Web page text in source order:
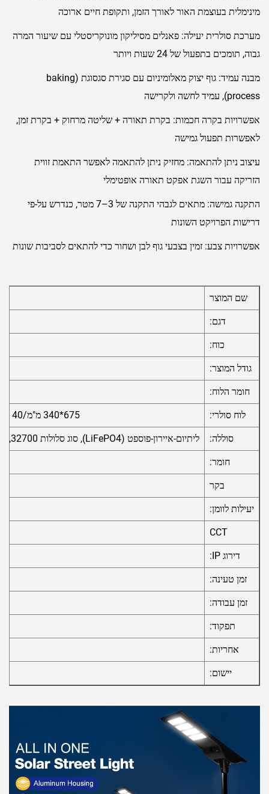
מינימלית בעוצמת האור לאורך הזמן, ותקופת חיים ארוכה
מערכת סולרית יעילה: פאנלים מסיליקון מונוקריסטלי עם שיעור המרה
גבוה, תומכים בתפעול של 24 שעות ויותר
מבנה עמיד: גוף יצוק מאלומיניום עם סגירת סגסוגת (baking
process), עמיד לחשה ולקרישה
אפשרויות בקרה חכמות: בקרת תאורה + שליטה מרחוק + בקרת זמן,
לאפשרות תפעול גמישה
עיצוב ניתן להתאמה: מחזיק ניתן להתאמה לאפשר התאמת זווית
הזריקה עבור השגת אפקט תאורה אופטימלי
התקנה גמישה: מתאים לגבהי התקנה של 3–7 מטר, כנדרש על-פי
דרישות הפרויקט השונות
אפשרויות צבע: זמין בצבעי גוף לבן ושחור כדי להתאים לסביבות שונות
שם המוצר
דגם:
כוח:
גודל המוצר:
חומר הלוח:
לוח סולרי: 675*340 מ"מ/40 וואט, 6 וולט, מונוקריסטלי
סוללה: ליתיום-איירון-פוספט (LiFePO4), סוג סלולות 32700, 3.2 וולט, 50 אמפר-שעה
חומר:
בקר
יעילות לוומן:
CCT
דירוג IP:
זמן טעינה:
זמן עבודה:
תפקוד:
אחריות:
יישום: